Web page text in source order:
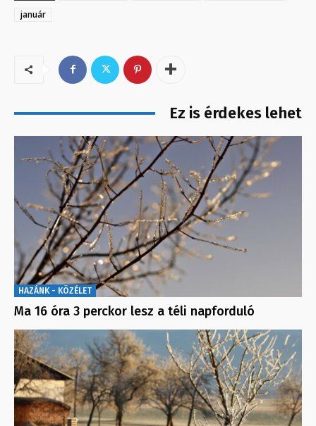
január
Ez is érdekes lehet
HAZÁNK - KÖZÉLET
Ma 16 óra 3 perckor lesz a téli napforduló